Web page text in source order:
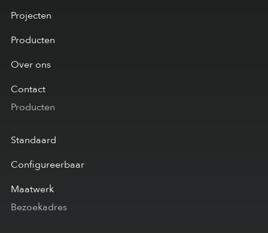
Projecten
Producten
Over ons
Contact
Producten
Standaard
Configureerbaar
Maatwerk
Bezoekadres